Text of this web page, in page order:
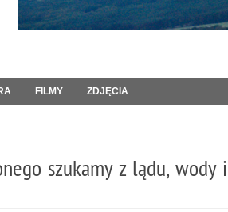
FILMY ZDJĘCIA
szukamy z lądu, wody